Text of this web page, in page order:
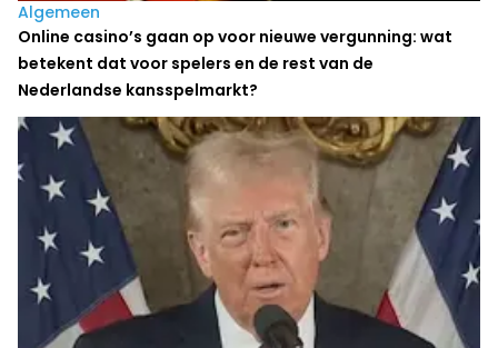
Algemeen
Online casino’s gaan op voor nieuwe vergunning: wat
betekent dat voor spelers en de rest van de
Nederlandse kansspelmarkt?